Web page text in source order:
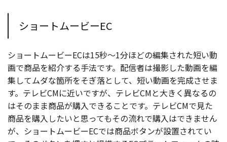
ショートムービーEC
ショートムービーECは15秒～1分ほどの編集された短い動
画で商品を紹介する手法です。配信者は撮影した動画を編
集してムダな箇所をそぎ落として、短い動画を完成させま
す。テレビCMに近いですが、テレビCMと大きく異なるの
はそのまま商品が購入できることです。テレビCMで見た
商品を購入したいと思ってもその流れで購入はできません
が、ショートムービーECでは商品ボタンが設置されてい